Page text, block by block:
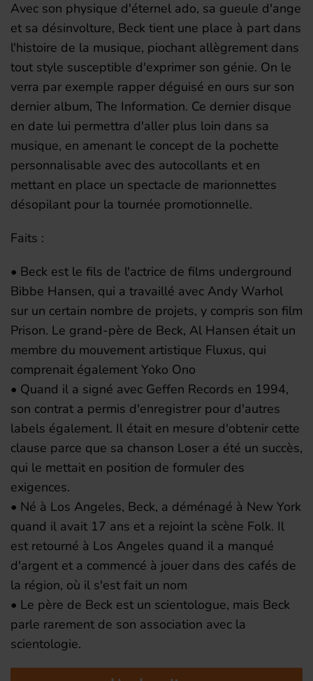
Avec son physique d'éternel ado, sa gueule d'ange
et sa désinvolture, Beck tient une place à part dans
l'histoire de la musique, piochant allègrement dans
tout style susceptible d'exprimer son génie. On le
verra par exemple rapper déguisé en ours sur son
dernier album, The Information. Ce dernier disque
en date lui permettra d'aller plus loin dans sa
musique, en amenant le concept de la pochette
personnalisable avec des autocollants et en
mettant en place un spectacle de marionnettes
désopilant pour la tournée promotionnelle.
Faits :
• Beck est le fils de l'actrice de films underground
Bibbe Hansen, qui a travaillé avec Andy Warhol
sur un certain nombre de projets, y compris son film
Prison. Le grand-père de Beck, Al Hansen était un
membre du mouvement artistique Fluxus, qui
comprenait également Yoko Ono
• Quand il a signé avec Geffen Records en 1994,
son contrat a permis d'enregistrer pour d'autres
labels également. Il était en mesure d'obtenir cette
clause parce que sa chanson Loser a été un succès,
qui le mettait en position de formuler des
exigences.
• Né à Los Angeles, Beck, a déménagé à New York
quand il avait 17 ans et a rejoint la scène Folk. Il
est retourné à Los Angeles quand il a manqué
d'argent et a commencé à jouer dans des cafés de
la région, où il s'est fait un nom
• Le père de Beck est un scientologue, mais Beck
parle rarement de son association avec la
scientologie.